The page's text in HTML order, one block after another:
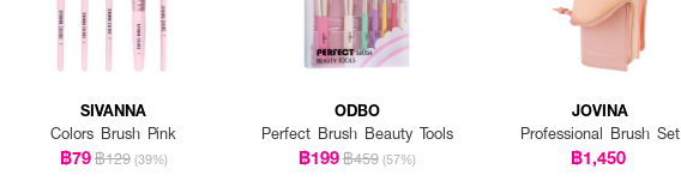
SIVANNA
Colors Brush Pink
฿79฿129 (39%)
ODBO
Perfect Brush Beauty Tools
฿199฿459 (57%)
JOVINA
Professional Brush Set
฿1,450